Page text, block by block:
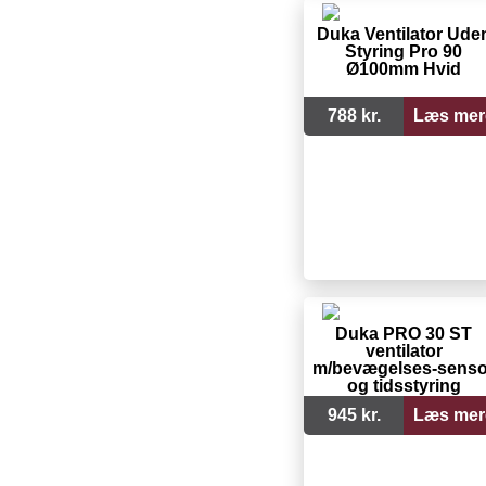
Duka Ventilator
Styring Pro 90
Ø100mm Hvid
788 kr. Læs
Duka PRO 30 ST
ventilator
m/bevægelses-
og tidsstyring
945 kr.
Læs